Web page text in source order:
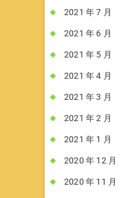
2021 年 7 月
2021 年 6 月
2021 年 5 月
2021 年 4 月
2021 年 3 月
2021 年 2 月
2021 年 1 月
2020 年 12 月
2020 年 11 月